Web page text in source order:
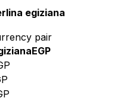
egiziana
pair
EGP